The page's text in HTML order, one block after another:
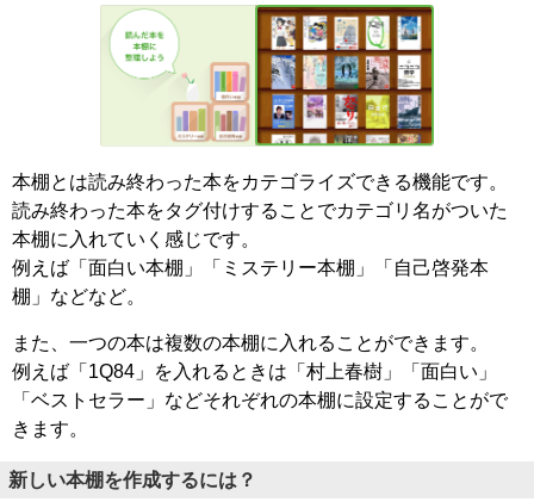
本棚とは読み終わった本をカテゴライズできる機能です。
読み終わった本をタグ付けすることでカテゴリ名がついた
本棚に入れていく感じです。
例えば「面白い本棚」「ミステリー本棚」「自己啓発本
棚」などなど。
また、一つの本は複数の本棚に入れることができます。
例えば「1Q84」を入れるときは「村上春樹」「面白い」
「ベストセラー」などそれぞれの本棚に設定することがで
きます。
新しい本棚を作成するには？